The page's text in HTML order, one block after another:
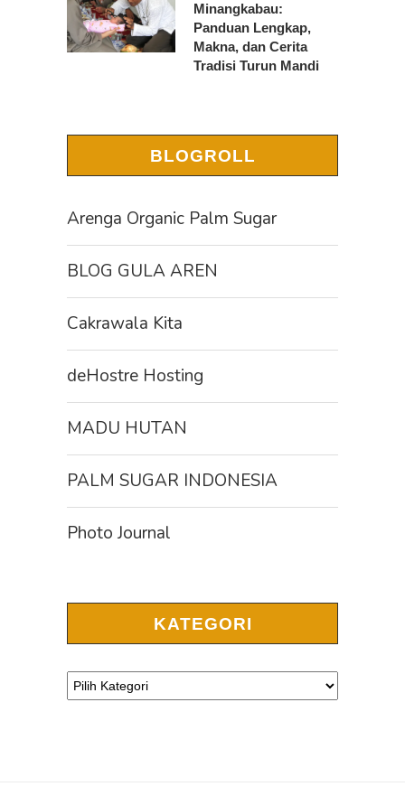
Minangkabau:
Panduan Lengkap,
Makna, dan Cerita
Tradisi Turun Mandi
BLOGROLL
Arenga Organic Palm Sugar
BLOG GULA AREN
Cakrawala Kita
deHostre Hosting
MADU HUTAN
PALM SUGAR INDONESIA
Photo Journal
KATEGORI